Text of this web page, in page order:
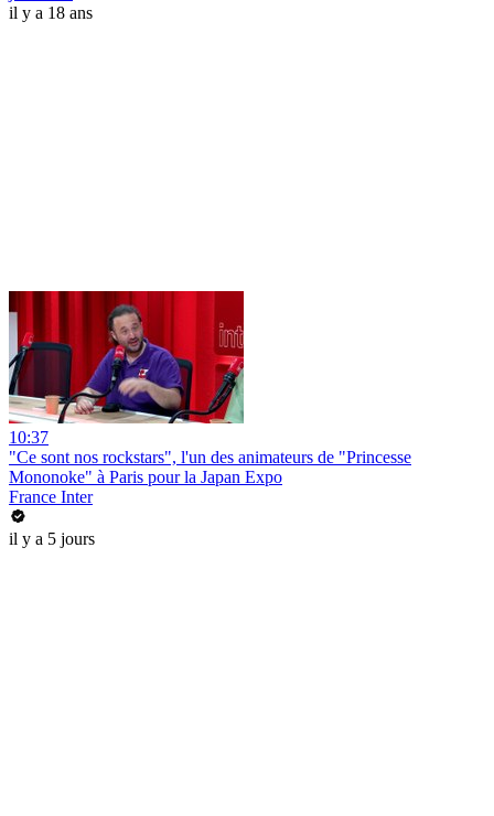
il y a 18 ans
10:37
"Ce sont nos rockstars", l'un des animateurs de "Princesse
Mononoke" à Paris pour la Japan Expo
France Inter
il y a 5 jours